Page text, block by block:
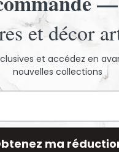
et décor
et accédez en
nouvelles collections
ma